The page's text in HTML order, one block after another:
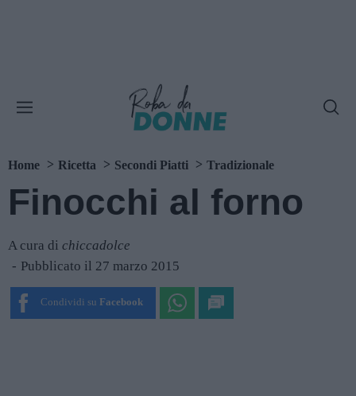
Home Ricetta Secondi Piatti Tradizionale
Finocchi al forno
A cura di chiccadolce
Pubblicato il 27 marzo 2015
Condividi su Facebook